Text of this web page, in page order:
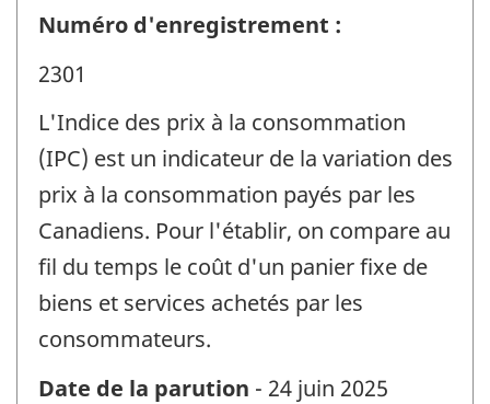
Numéro d'enregistrement :
2301
L'Indice des prix à la consommation
(IPC) est un indicateur de la variation des
prix à la consommation payés par les
Canadiens. Pour l'établir, on compare au
fil du temps le coût d'un panier fixe de
biens et services achetés par les
consommateurs.
Date de la parution - 24 juin 2025